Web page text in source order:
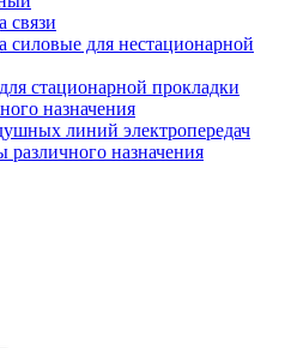
связи
силовые для нестационарной
стационарной прокладки
назначения
линий электропередач
назначения